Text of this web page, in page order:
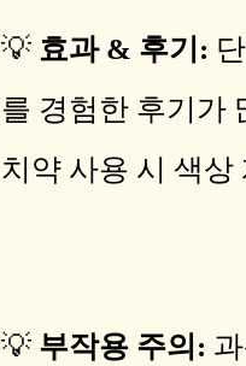
💡 효과 & 후기:
를 경험한 후기가
치약 사용 시 색상
💡 부작용 주의: